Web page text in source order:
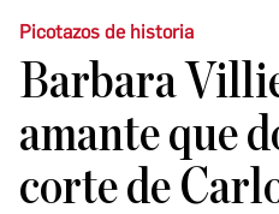
Picotazos de historia
Barbara
amante que
corte de